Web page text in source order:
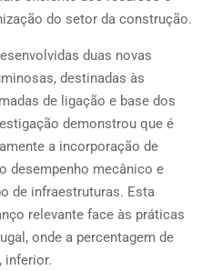
do setor da construção.
duas novas
destinadas às
de ligação e base dos
demonstrou que é
a incorporação de
desempenho mecânico e
de infraestruturas. Esta
relevante face às práticas
onde a percentagem de
inferior.